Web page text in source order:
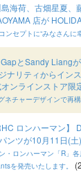
海荷、古畑星夏、
店が
ンセプトに“みなさんに
GapとSandy Liang
ナリティからイン
ンラインストア限
ネチャーデザインで再
ロンハーマン】
ンツが10月11日(土
・ロンハーマン「R」
を発売いたします。